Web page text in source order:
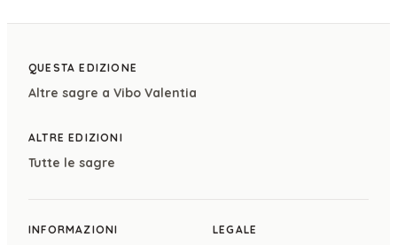
QUESTA EDIZIONE
Altre sagre a Vibo Valentia
ALTRE EDIZIONI
Tutte le sagre
INFORMAZIONI LEGALE